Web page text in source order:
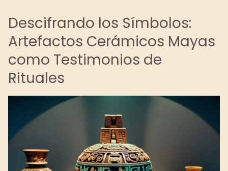
Descifrando los Símbolos:
Artefactos Cerámicos Mayas
como Testimonios de
Rituales